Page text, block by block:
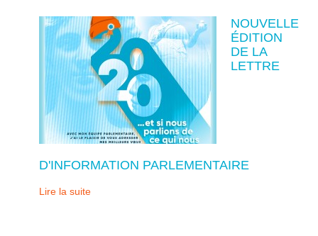
NOUVELLE
ÉDITION
DE LA
LETTRE
D'INFORMATION PARLEMENTAIRE
Lire la suite